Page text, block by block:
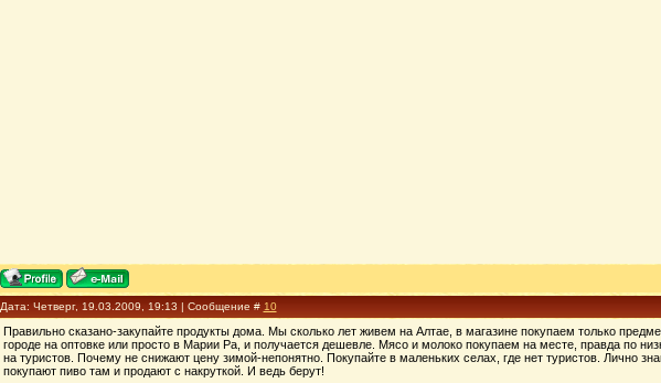
Дата: Четверг, 19.03.2009, 19:13 | Сообщение # 10
Правильно сказано-закупайте продукты дома. Мы сколько лет живем на Алтае, в магазине покупаем только
городе на оптовке или просто в Марии Ра, и получается дешевле. Мясо и молоко покупаем на месте, правда по
на туристов. Почему не снижают цену зимой-непонятно. Покупайте в маленьких селах, где нет туристов. Лично
покупают пиво там и продают с накруткой. И ведь берут!